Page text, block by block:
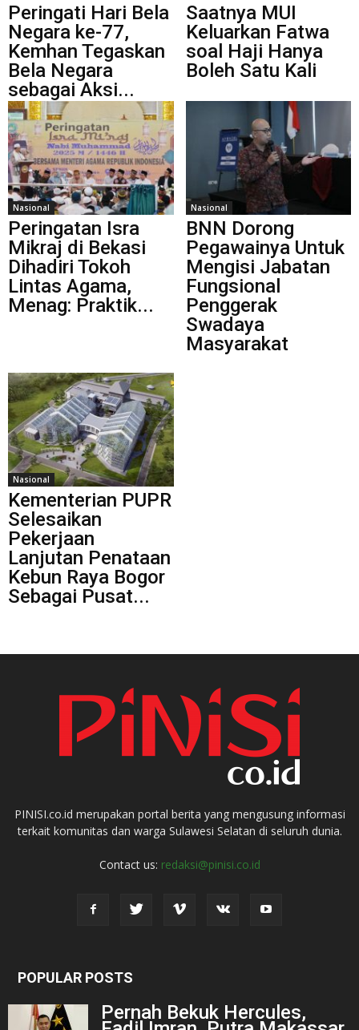
Peringati Hari Bela
Negara ke-77,
Kemhan Tegaskan
Bela Negara
sebagai Aksi...
Saatnya MUI
Keluarkan Fatwa
soal Haji Hanya
Boleh Satu Kali
Nasional
Peringatan Isra
Mikraj di Bekasi
Dihadiri Tokoh
Lintas Agama,
Menag: Praktik...
Nasional
BNN Dorong
Pegawainya Untuk
Mengisi Jabatan
Fungsional
Penggerak
Swadaya
Masyarakat
Nasional
Kementerian PUPR
Selesaikan
Pekerjaan
Lanjutan Penataan
Kebun Raya Bogor
Sebagai Pusat...
PINISI.co.id merupakan portal berita yang mengusung informasi
terkait komunitas dan warga Sulawesi Selatan di seluruh dunia.
Contact us: redaksi@pinisi.co.id
POPULAR POSTS
Pernah Bekuk Hercules,